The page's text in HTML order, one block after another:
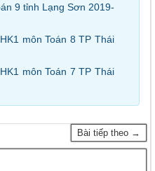
9 tỉnh Lạng Sơn 2019-
môn Toán 8 TP Thái
môn Toán 7 TP Thái
Bài tiếp theo →